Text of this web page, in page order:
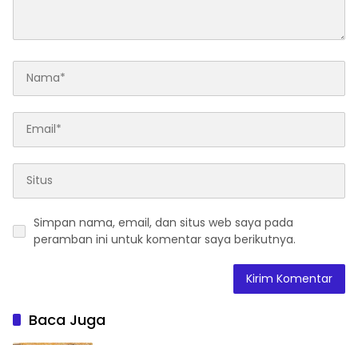
Simpan nama, email, dan situs web saya pada
peramban ini untuk komentar saya berikutnya.
Baca Juga